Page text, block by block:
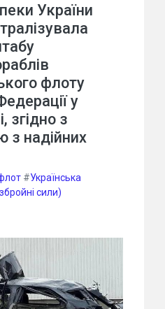
України
флоту
у
згідно з
з надійних
#Українська
сили)